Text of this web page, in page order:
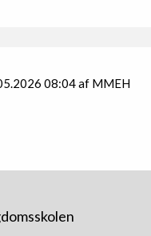
08:04 af MMEH